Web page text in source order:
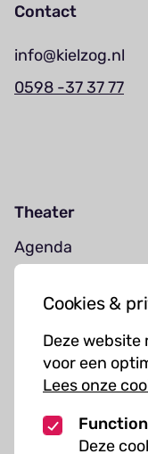
Cookies &
Deze website
voor een
Lees onze
Deze
Contact
info@kielzog.nl
0598 -37 37 77
Theater
Agenda
Muziekcursussen
Kunst cursussen
Over ons